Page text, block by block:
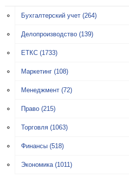
Бухгалтерский учет (264)
Делопроизводство (139)
ЕТКС (1733)
Маркетинг (108)
Менеджмент (72)
Право (215)
Торговля (1063)
Финансы (518)
Экономика (1011)